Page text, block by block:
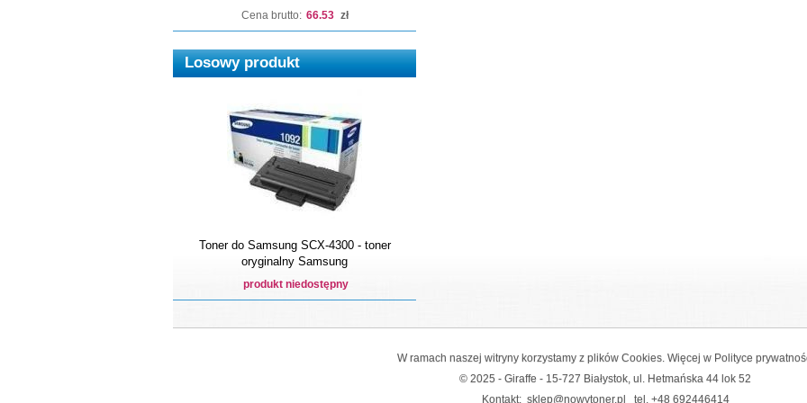
Cena brutto: 66.53 zł
Losowy produkt
Toner do Samsung SCX-4300 - toner
oryginalny Samsung
produkt niedostępny
W ramach naszej witryny korzystamy z plików Cookies. Więcej w Polityce
© 2025 - Giraffe - 15-727 Białystok, ul. Hetmańska 44 lok 52
Kontakt: sklep@nowytoner.pl tel. +48 692446414